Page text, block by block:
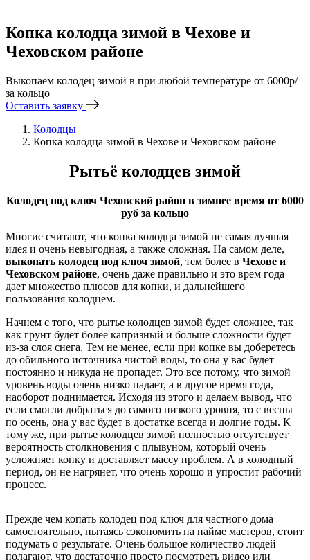
Копка колодца зимой в Чехове и
Чеховском районе
Выкопаем колодец зимой в при любой температуре от 6000р/
за кольцо
Оставить заявку
Колодцы
Копка колодца зимой в Чехове и Чеховском районе
Рытьё колодцев зимой
Колодец под ключ Чеховский район в зимнее время от 6000
руб за кольцо
Многие считают, что копка колодца зимой не самая лучшая
идея и очень невыгодная, а также сложная. На самом деле,
выкопать колодец под ключ зимой, тем более в Чехове и
Чеховском районе, очень даже правильно и это врем года
дает множество плюсов для копки, и дальнейшего
пользования колодцем.
Начнем с того, что рытье колодцев зимой будет сложнее, так
как грунт будет более капризный и больше сложности будет
из-за слоя снега. Тем не менее, если при копке вы доберетесь
до обильного источника чистой воды, то она у вас будет
постоянно и никуда не пропадет. Это все потому, что зимой
уровень воды очень низко падает, а в другое время года,
наоборот поднимается. Исходя из этого и делаем вывод, что
если смогли добраться до самого низкого уровня, то с весны
по осень, она у вас будет в достатке всегда и долгие годы. К
тому же, при рытье колодцев зимой полностью отсутствует
вероятность столкновения с плывуном, который очень
усложняет копку и доставляет массу проблем. А в холодный
период, он не нагрянет, что очень хорошо и упростит рабочий
процесс.
Прежде чем копать колодец под ключ для частного дома
самостоятельно, пытаясь сэкономить на найме мастеров, стоит
подумать о результате. Очень большое количество людей
полагают, что достаточно просто посмотреть видео или